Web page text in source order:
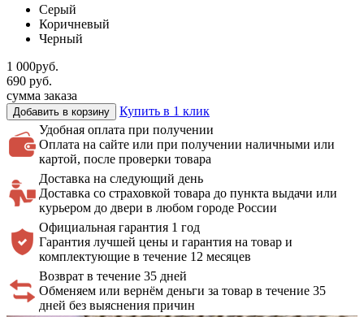
Cерый
Коричневый
Черный
1 000руб.
690 руб.
сумма заказа
Добавить в корзину
Купить в 1 клик
Удобная оплата при получении
Оплата на сайте или при получении наличными или
картой, после проверки товара
Доставка на следующий день
Доставка со страховкой товара до пункта выдачи или
курьером до двери в любом городе России
Официальная гарантия 1 год
Гарантия лучшей цены и гарантия на товар и
комплектующие в течение 12 месяцев
Возврат в течение 35 дней
Обменяем или вернём деньги за товар в течение 35
дней без выяснения причин